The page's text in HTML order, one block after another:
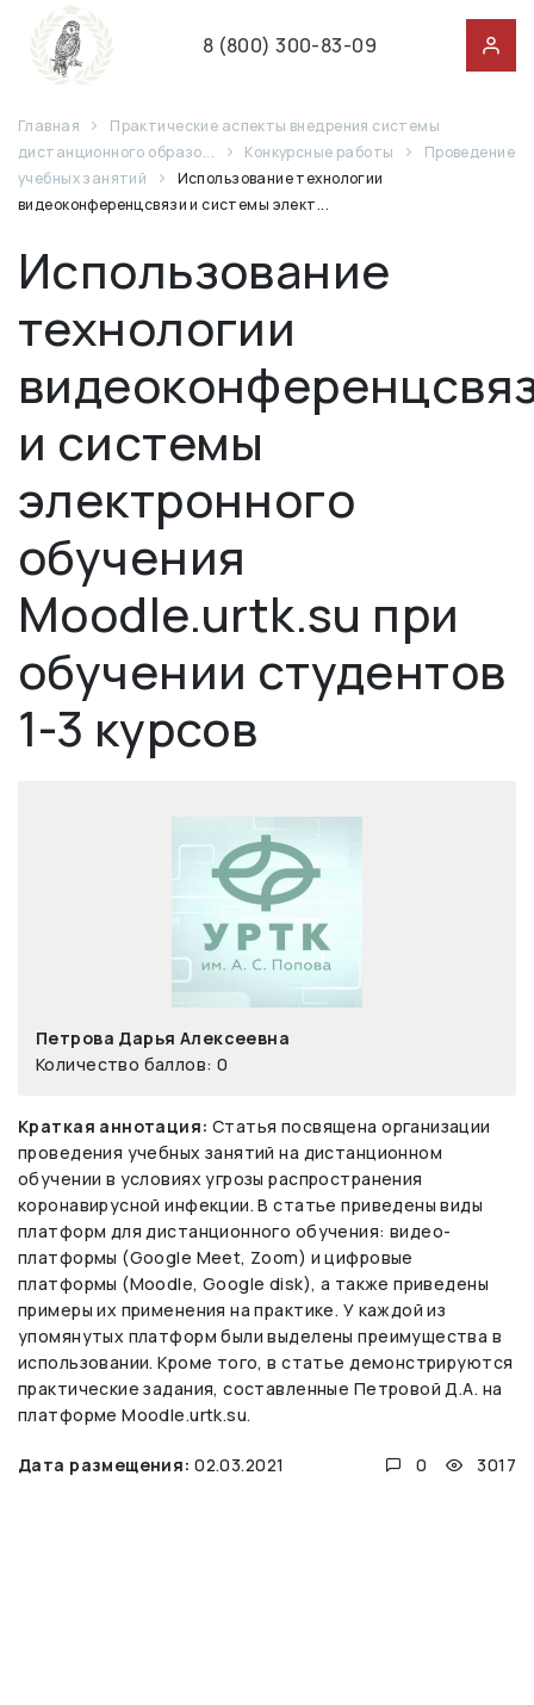
8 (800) 300-83-09
Главная
Практические аспекты внедрения системы
дистанционного образо...
Конкурсные работы
Проведение
учебных занятий
Использование технологии
видеоконференцсвязи и системы элект...
Использование
технологии
и системы
электронного
обучения
Moodle.urtk.su при
обучении студентов
1-3 курсов
Петрова Дарья Алексеевна
Количество баллов: 0
Краткая аннотация: Статья посвящена организации
проведения учебных занятий на дистанционном
обучении в условиях угрозы распространения
коронавирусной инфекции. В статье приведены виды
платформ для дистанционного обучения: видео-
платформы (Google Meet, Zoom) и цифровые
платформы (Moodle, Google disk), а также приведены
примеры их применения на практике. У каждой из
упомянутых платформ были выделены преимущества в
использовании. Кроме того, в статье демонстрируются
практические задания, составленные Петровой Д.А. на
платформе Moodle.urtk.su.
Дата размещения: 02.03.2021 0 3017